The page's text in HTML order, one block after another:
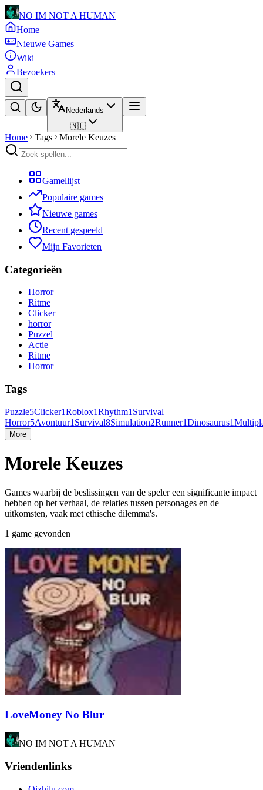
NO IM NOT A HUMAN
Home
Nieuwe Games
Wiki
Bezoekers
Nederlands
🇳🇱
Home Tags Morele Keuzes
Gamellijst
Populaire games
Nieuwe games
Recent gespeeld
Mijn Favorieten
Categorieën
Horror
Ritme
Clicker
horror
Puzzel
Actie
Ritme
Horror
Tags
Puzzle5Clicker1Roblox1Rhythm1 Survival
Horror5Avontuur1 Survival8Simulation2Runner1Dinosaurus1
More
Morele Keuzes
Games waarbij de beslissingen van de speler een significante impact
hebben op het verhaal, de relaties tussen personages en de
uitkomsten, vaak met ethische dilemma's.
1 game gevonden
LoveMoney No Blur
NO IM NOT A HUMAN
Vriendenlinks